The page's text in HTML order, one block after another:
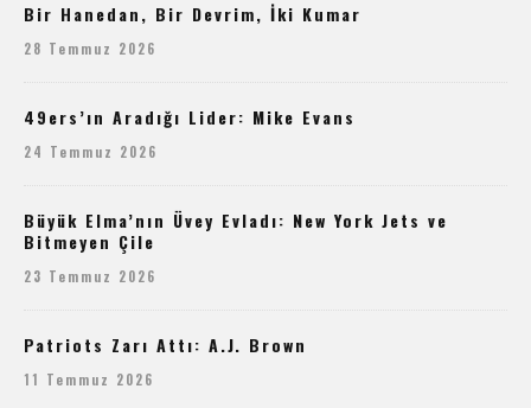
Bir Hanedan, Bir Devrim, İki Kumar
28 Temmuz 2026
49ers’ın Aradığı Lider: Mike Evans
24 Temmuz 2026
Büyük Elma’nın Üvey Evladı: New York Jets ve
Bitmeyen Çile
23 Temmuz 2026
Patriots Zarı Attı: A.J. Brown
11 Temmuz 2026